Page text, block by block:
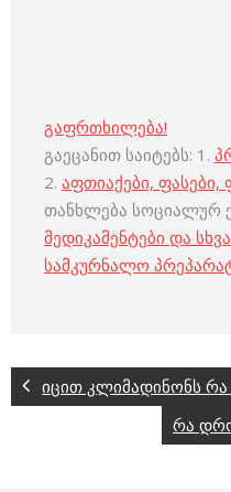
გაფრთხილება!
გაეცანით საიტებს: 1.
2. აფთიაქები, ფასები,
თანხლება სოციალურ
მედიკამენტები და
სამკურნალო
იცით კლიმადინონს რა
რა